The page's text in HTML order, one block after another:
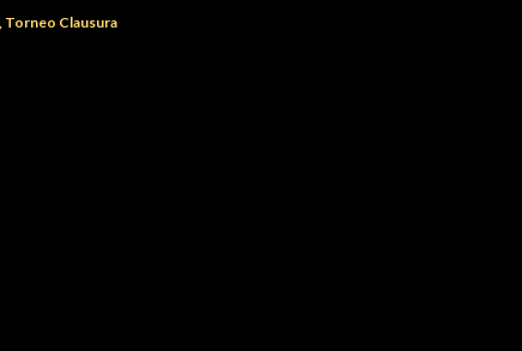
Torneo Clausura